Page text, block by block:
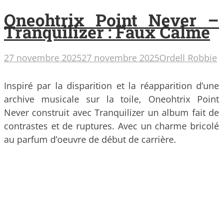
Oneohtrix Point Never –
Tranquilizer : Faux Calme
27 novembre 202527 novembre 2025Ordell Robbie
Inspiré par la disparition et la réapparition d’une
archive musicale sur la toile, Oneohtrix Point
Never construit avec Tranquilizer un album fait de
contrastes et de ruptures. Avec un charme bricolé
au parfum d’oeuvre de début de carrière.